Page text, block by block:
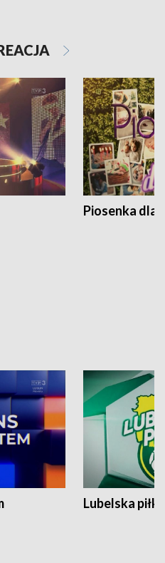
Piosenka dla
Lubelska piłka